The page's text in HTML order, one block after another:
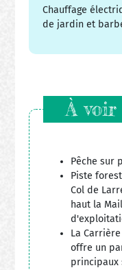
Chauffage
de jardin et
À voir
Pêche sur
Piste
Col de
haut la
La
offre un
principaux